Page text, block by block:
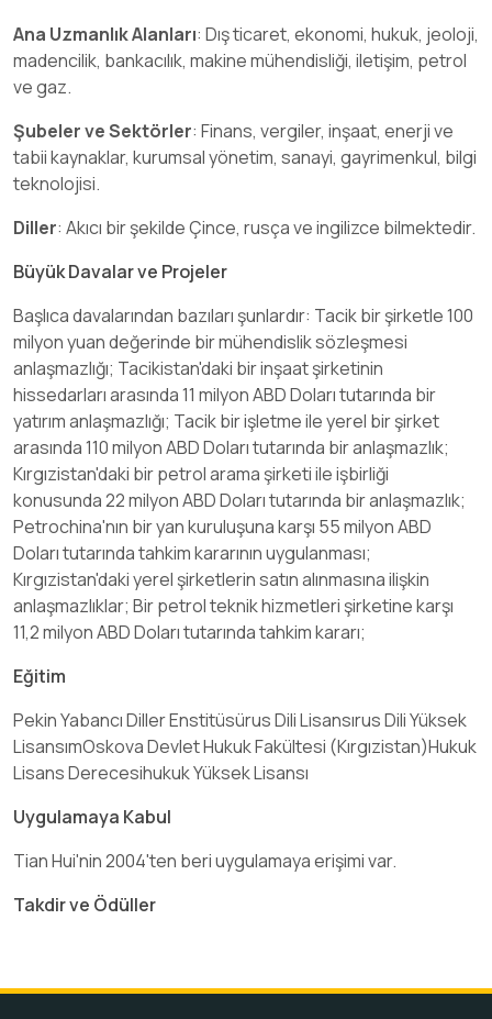
Ana Uzmanlık Alanları: Dış ticaret, ekonomi, hukuk, jeoloji,
madencilik, bankacılık, makine mühendisliği, iletişim, petrol
ve gaz.
Şubeler ve Sektörler: Finans, vergiler, inşaat, enerji ve
tabii kaynaklar, kurumsal yönetim, sanayi, gayrimenkul, bilgi
teknolojisi.
Diller: Akıcı bir şekilde Çince, rusça ve ingilizce bilmektedir.
Büyük Davalar ve Projeler
Başlıca davalarından bazıları şunlardır: Tacik bir şirketle 100
milyon yuan değerinde bir mühendislik sözleşmesi
anlaşmazlığı; Tacikistan'daki bir inşaat şirketinin
hissedarları arasında 11 milyon ABD Doları tutarında bir
yatırım anlaşmazlığı; Tacik bir işletme ile yerel bir şirket
arasında 110 milyon ABD Doları tutarında bir anlaşmazlık;
Kırgızistan'daki bir petrol arama şirketi ile işbirliği
konusunda 22 milyon ABD Doları tutarında bir anlaşmazlık;
Petrochina'nın bir yan kuruluşuna karşı 55 milyon ABD
Doları tutarında tahkim kararının uygulanması;
Kırgızistan'daki yerel şirketlerin satın alınmasına ilişkin
anlaşmazlıklar; Bir petrol teknik hizmetleri şirketine karşı
11,2 milyon ABD Doları tutarında tahkim kararı;
Eğitim
Pekin Yabancı Diller Enstitüsürus Dili Lisansırus Dili Yüksek
LisansımOskova Devlet Hukuk Fakültesi (Kırgızistan)Hukuk
Lisans Derecesihukuk Yüksek Lisansı
Uygulamaya Kabul
Tian Hui'nin 2004'ten beri uygulamaya erişimi var.
Takdir ve Ödüller